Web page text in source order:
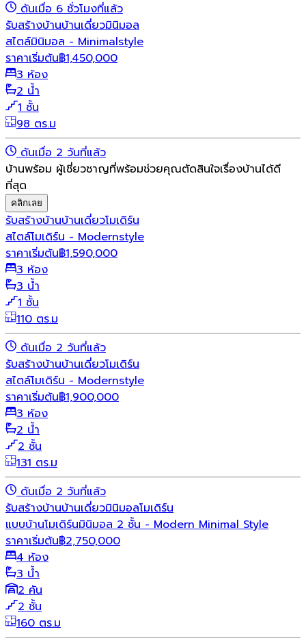
ดันเมื่อ 6 ชั่วโมงที่แล้ว
รับสร้างบ้านบ้านเดี่ยวมินิมอล
สไตล์มินิมอล - Minimalstyle
ราคาเริ่มต้น฿1,450,000
3 ห้อง
2 น้ำ
1 ชั้น
98 ตร.ม
ดันเมื่อ 2 วันที่แล้ว
บ้านพร้อม ผู้เชี่ยวชาญที่พร้อมช่วยคุณตัดสินใจเรื่องบ้านได้ดี
ที่สุด
คลิกเลย
รับสร้างบ้านบ้านเดี่ยวโมเดิร์น
สไตล์โมเดิร์น - Modernstyle
ราคาเริ่มต้น฿1,590,000
3 ห้อง
3 น้ำ
1 ชั้น
110 ตร.ม
ดันเมื่อ 2 วันที่แล้ว
รับสร้างบ้านบ้านเดี่ยวโมเดิร์น
สไตล์โมเดิร์น - Modernstyle
ราคาเริ่มต้น฿1,900,000
3 ห้อง
2 น้ำ
2 ชั้น
131 ตร.ม
ดันเมื่อ 2 วันที่แล้ว
รับสร้างบ้านบ้านเดี่ยวมินิมอลโมเดิร์น
แบบบ้านโมเดิร์นมินิมอล 2 ชั้น - Modern Minimal Style
ราคาเริ่มต้น฿2,750,000
4 ห้อง
3 น้ำ
2 คัน
2 ชั้น
160 ตร.ม